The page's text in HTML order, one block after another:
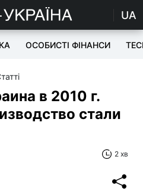
UA
ОСОБИСТІ ФІНАНСИ
в 2010 г.
стали
2 хв